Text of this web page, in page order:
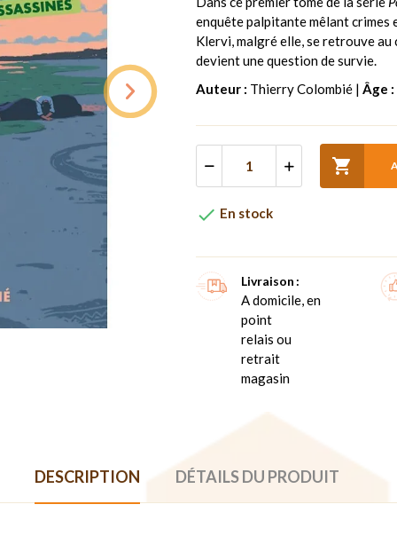
enquête palpitante mêlant crimes
Klervi, malgré elle, se retrouve au
devient une question de survie.
Auteur : Thierry Colombié | Âge :

 En stock
Livraison
A domicile, en
point
relais ou
retrait
magasin
DESCRIPTION DÉTAILS DU PRODUIT